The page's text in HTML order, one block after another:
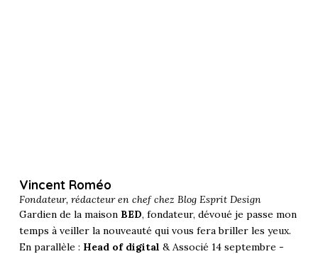
Vincent Roméo
Fondateur, rédacteur en chef chez Blog Esprit Design
Gardien de la maison BED, fondateur, dévoué je passe mon
temps à veiller la nouveauté qui vous fera briller les yeux.
En parallèle : Head of digital & Associé 14 septembre -